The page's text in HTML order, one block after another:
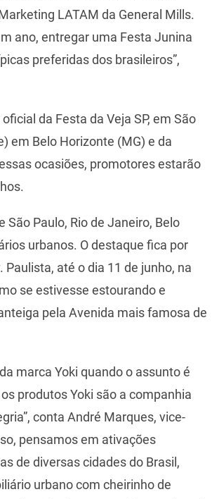
LATAM da General Mills.
ano, entregar uma Festa Junina
preferidas dos brasileiros”,
da Festa da Veja SP, em São
em Belo Horizonte (MG) e da
ocasiões, promotores estarão
Paulo, Rio de Janeiro, Belo
urbanos. O destaque fica por
até o dia 11 de junho, na
se estivesse estourando e
pela Avenida mais famosa de
marca Yoki quando o assunto é
produtos Yoki são a companhia
conta André Marques, vice-
pensamos em ativações
de diversas cidades do Brasil,
urbano com cheirinho de